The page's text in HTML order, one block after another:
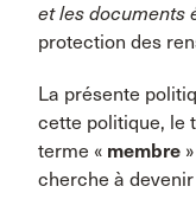
et les documents
protection des
La présente
cette politique, le
terme « membre
cherche à devenir